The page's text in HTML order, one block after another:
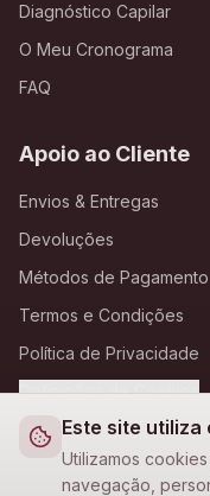
Este site utiliza
Utilizamos
navegação,
Diagnóstico Capilar
O Meu Cronograma
FAQ
Apoio ao Cliente
Envios & Entregas
Devoluções
Métodos de Pagamento
Termos e Condições
Política de Privacidade
Definições de Cookies
A Loja Nova